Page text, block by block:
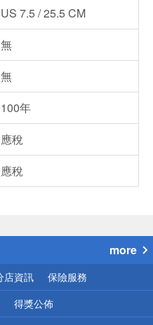
US 7.5 / 25.5 CM
無
無
100年
應稅
應稅
more
店資訊 保險服務
得獎公佈